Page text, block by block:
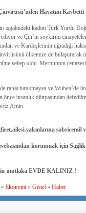
Hayatını Kaybetti
işgalindeki kadim Türk Yurdu
ve Çin’in soykırım
ve Kardeşlerinin uğradığı
ülkemize de bulaştırarak
sebep oldu. Merhumun
bırakmayan ve Wuhen’de
insanlık dünyasından
sabricemil
korunmak için Sağlık
mutlaka EVDE KALINIZ !
Ekonomi» Genel» Haber